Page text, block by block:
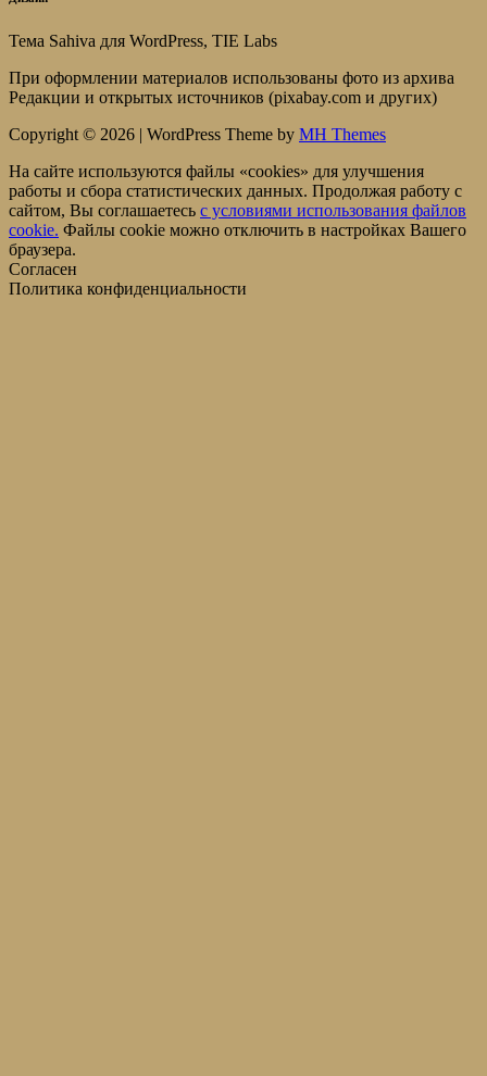
Тема Sahiva для WordPress, TIE Labs
При оформлении материалов использованы фото из архива
Редакции и открытых источников (pixabay.com и других)
Copyright © 2026 | WordPress Theme by MH Themes
На сайте используются файлы «cookies» для улучшения
работы и сбора статистических данных. Продолжая работу с
сайтом, Вы соглашаетесь c условиями использования файлов
cookie. Файлы cookie можно отключить в настройках Вашего
браузера.
Согласен
Политика конфиденциальности